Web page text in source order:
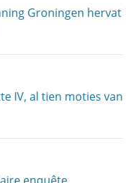
Groningen hervat
IV, al tien moties van